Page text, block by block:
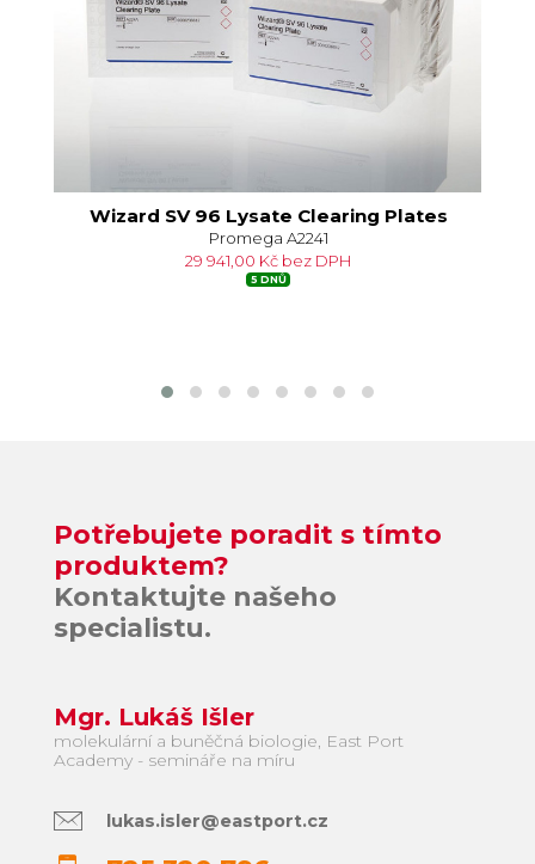
Wizard SV 96 Lysate Clearing Plates
Promega A2241
29 941,00 Kč bez DPH
5 DNŮ
Potřebujete poradit s tímto
produktem?
Kontaktujte našeho
specialistu.
Mgr. Lukáš Išler
molekulární a buněčná biologie, East Port
Academy - semináře na míru
lukas.isler@eastport.cz